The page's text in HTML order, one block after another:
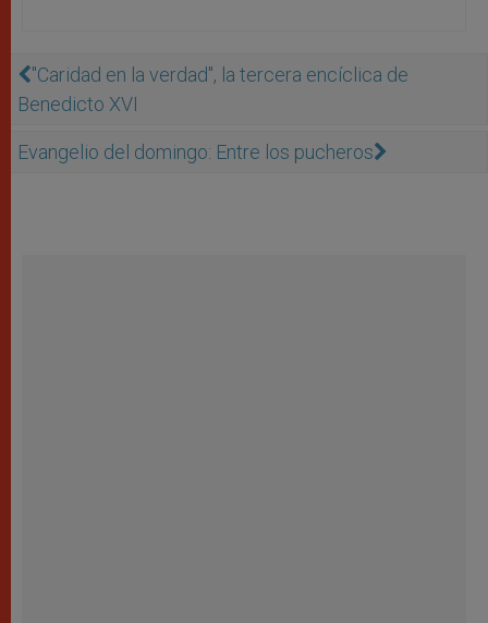
"Caridad en la verdad", la tercera encíclica de
Benedicto XVI
Evangelio del domingo: Entre los pucheros